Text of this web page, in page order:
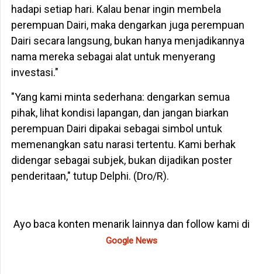
hadapi setiap hari. Kalau benar ingin membela
perempuan Dairi, maka dengarkan juga perempuan
Dairi secara langsung, bukan hanya menjadikannya
nama mereka sebagai alat untuk menyerang
investasi."
"Yang kami minta sederhana: dengarkan semua
pihak, lihat kondisi lapangan, dan jangan biarkan
perempuan Dairi dipakai sebagai simbol untuk
memenangkan satu narasi tertentu. Kami berhak
didengar sebagai subjek, bukan dijadikan poster
penderitaan," tutup Delphi. (Dro/R).
Ayo baca konten menarik lainnya dan follow kami di
Google News